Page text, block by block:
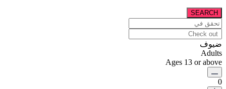
ضيوف
Adults
Ages 13 or above
0